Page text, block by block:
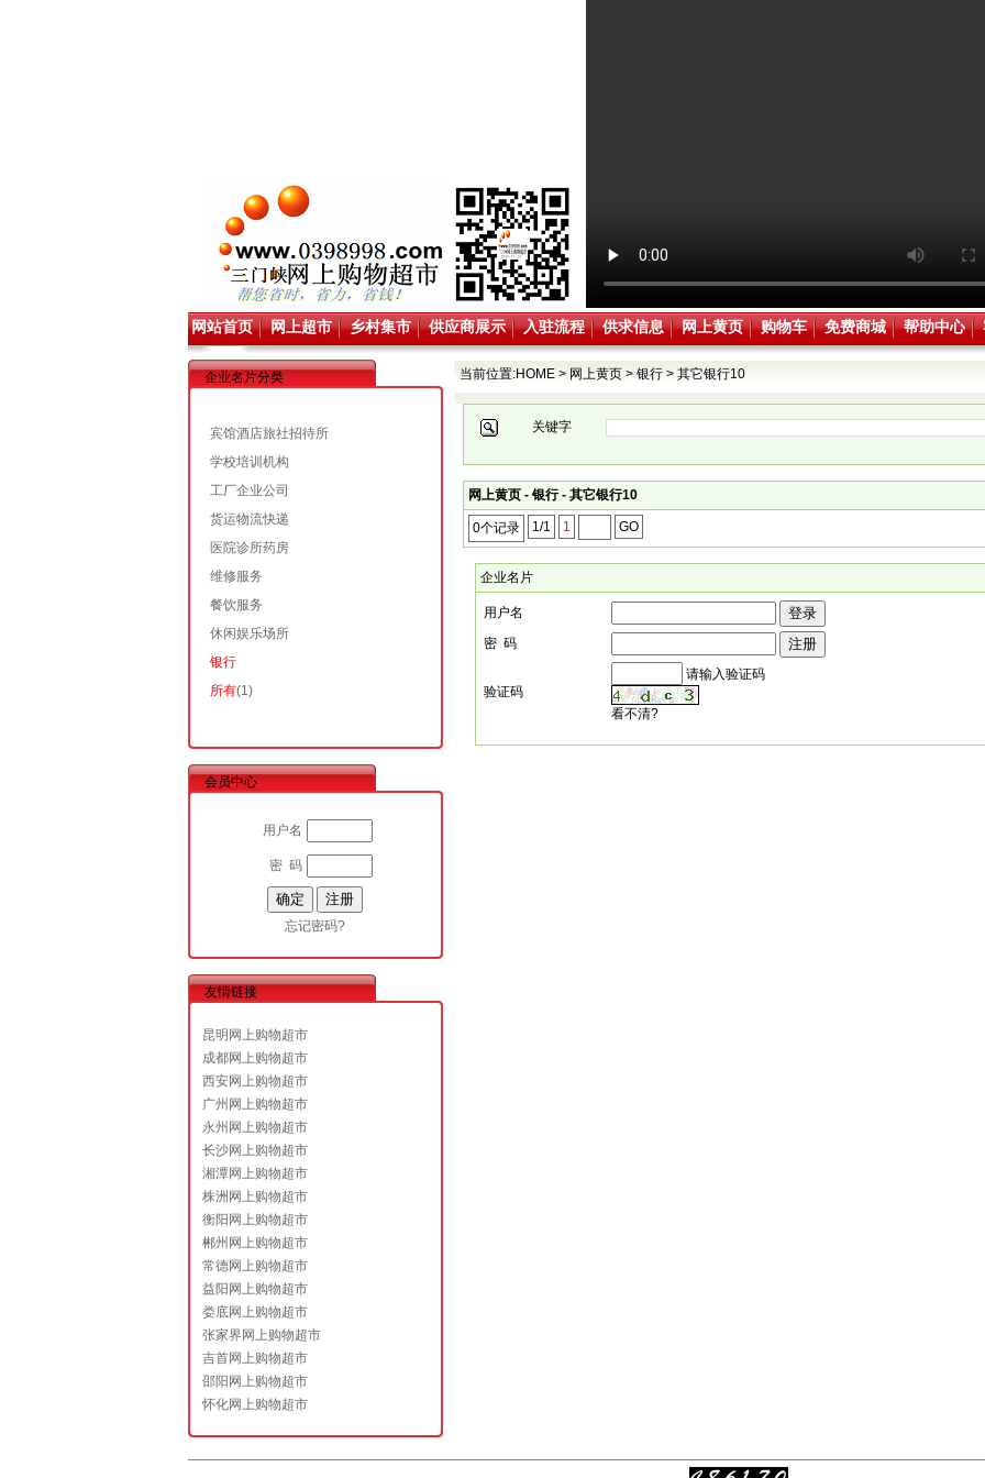
网站首页 网上超市 乡村集市 供应商展示 入驻流程 供求信息 网上黄页 购物车 免费商城 帮助中心
企业名片分类
宾馆酒店旅社招待所
学校培训机构
工厂企业公司
货运物流快递
医院诊所药房
维修服务
餐饮服务
休闲娱乐场所
银行
所有(1)
会员中心
用户名
密 码
忘记密码?
友情链接
昆明网上购物超市
成都网上购物超市
西安网上购物超市
广州网上购物超市
永州网上购物超市
长沙网上购物超市
湘潭网上购物超市
株洲网上购物超市
衡阳网上购物超市
郴州网上购物超市
常德网上购物超市
益阳网上购物超市
娄底网上购物超市
张家界网上购物超市
吉首网上购物超市
邵阳网上购物超市
怀化网上购物超市
当前位置:HOME> 网上黄页> 银行> 其它银行10
关键字
网上黄页 - 银行 - 其它银行10
0个记录 1/1 1 GO
企业名片
用户名
密 码
验证码
请输入验证码
看不清?